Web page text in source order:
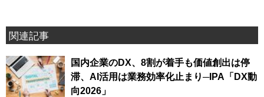
関連記事
国内企業のDX、8割が着手も価値創出は停
滞、AI活用は業務効率化止まり─IPA「DX動
向2026」